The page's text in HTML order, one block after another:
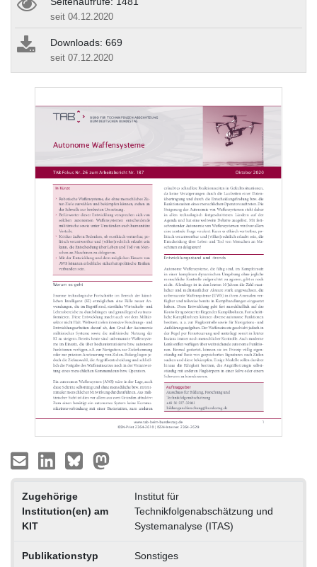
seit 04.12.2020
Downloads: 669
seit 07.12.2020
Zugehörige
Institution(en) am
KIT
Institut für
Technikfolgenabschätzung und
Systemanalyse (ITAS)
Publikationstyp Sonstiges